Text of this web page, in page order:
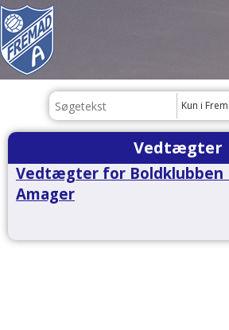
Kun i
Vedtægter
Vedtægter for Boldklubben
Amager